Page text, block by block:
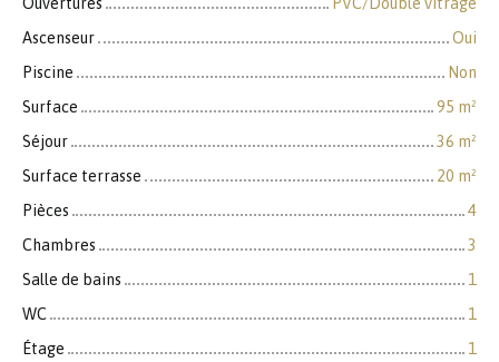
Ouvertures
PVC/Double vitrage
Ascenseur
Oui
Piscine
Non
Surface
95 m²
Séjour
36 m²
Surface terrasse
20 m²
Pièces
4
Chambres
3
Salle de bains
1
WC
1
Étage
1